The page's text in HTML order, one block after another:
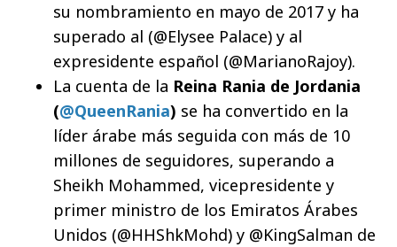
su nombramiento en mayo de 2017 y ha
superado al (@Elysee Palace) y al
expresidente español (@MarianoRajoy).
La cuenta de la Reina Rania de Jordania
(@QueenRania) se ha convertido en la
líder árabe más seguida con más de 10
millones de seguidores, superando a
Sheikh Mohammed, vicepresidente y
primer ministro de los Emiratos Árabes
Unidos (@HHShkMohd) y @KingSalman de